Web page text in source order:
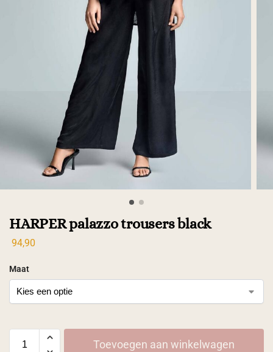
HARPER palazzo trousers black
94,90
Maat
Toevoegen aan winkelwagen